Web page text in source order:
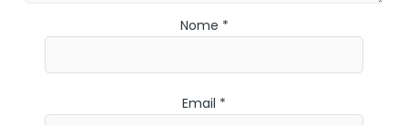
Nome *
Email *